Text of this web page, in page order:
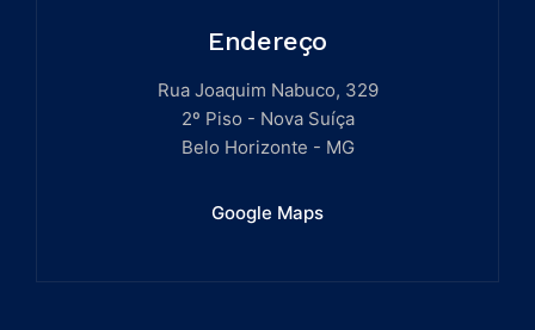
Endereço
Rua Joaquim Nabuco, 329
2º Piso - Nova Suíça
Belo Horizonte - MG
Google Maps